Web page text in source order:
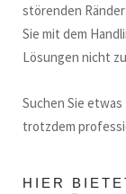
störenden
Sie mit dem
Lösungen nicht
Suchen Sie
trotzdem
HIER